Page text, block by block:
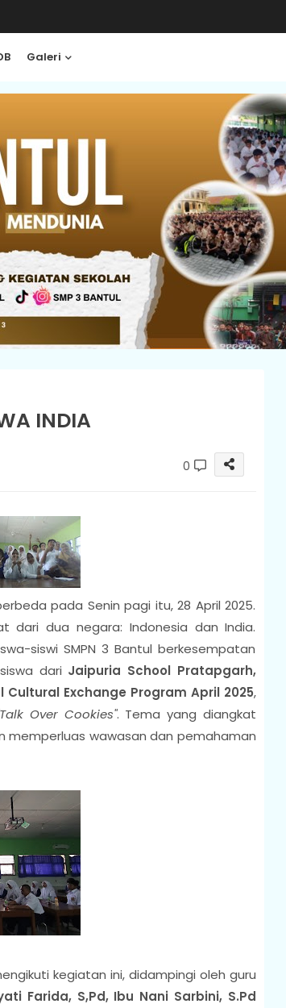
Galeri
INDIA
0
pada Senin pagi itu, 28 April 2025.
dari dua negara: Indonesia dan India.
siswi SMPN 3 Bantul berkesempatan
dari Jaipuria School Pratapgarh,
Cultural Exchange Program April 2025,
Over Cookies". Tema yang diangkat
memperluas wawasan dan pemahaman
kegiatan ini, didampingi oleh guru
Farida, S,Pd, Ibu Nani Sarbini, S.Pd